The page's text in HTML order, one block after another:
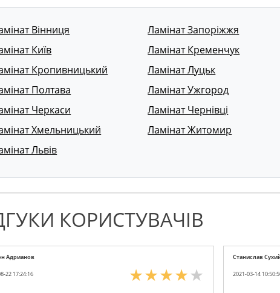
Вінниця Ламінат Запоріжжя
Київ
Ламінат Кременчук
Кропивницький
Ламінат Луцьк
Полтава
Ламінат Ужгород
Черкаси
Ламінат Чернівці
Хмельницький
Ламінат Житомир
Львів
КОРИСТУВАЧІВ
Адрианов
22 17:24:16
Станислав
2021-03-14